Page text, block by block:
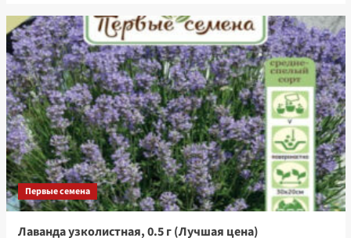
Первые семена
Лаванда узколистная, 0.5 г (Лучшая цена)